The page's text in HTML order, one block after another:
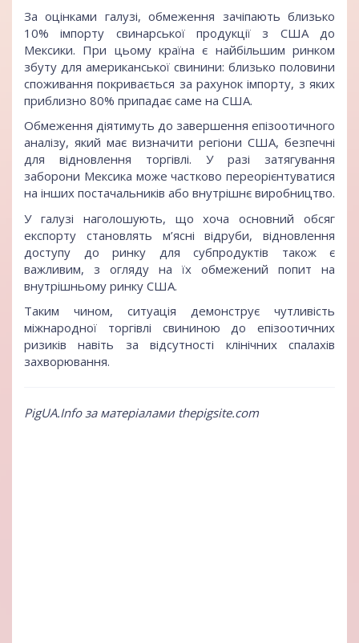
За оцінками галузі, обмеження зачіпають близько
10% імпорту свинарської продукції з США до
Мексики. При цьому країна є найбільшим ринком
збуту для американської свинини: близько половини
споживання покривається за рахунок імпорту, з яких
приблизно 80% припадає саме на США.
Обмеження діятимуть до завершення епізоотичного
аналізу, який має визначити регіони США, безпечні
для відновлення торгівлі. У разі затягування
заборони Мексика може частково переорієнтуватися
на інших постачальників або внутрішнє виробництво.
У галузі наголошують, що хоча основний обсяг
експорту становлять м’ясні відруби, відновлення
доступу до ринку для субпродуктів також є
важливим, з огляду на їх обмежений попит на
внутрішньому ринку США.
Таким чином, ситуація демонструє чутливість
міжнародної торгівлі свининою до епізоотичних
ризиків навіть за відсутності клінічних спалахів
захворювання.
PigUA.Info за матеріалами thepigsite.com